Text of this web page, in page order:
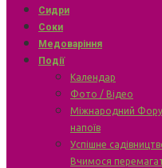
Сидри
Соки
Медоваріння
Події
Календар
Фото / Відео
Міжнародний
напоїв
Успішне
Вчимося